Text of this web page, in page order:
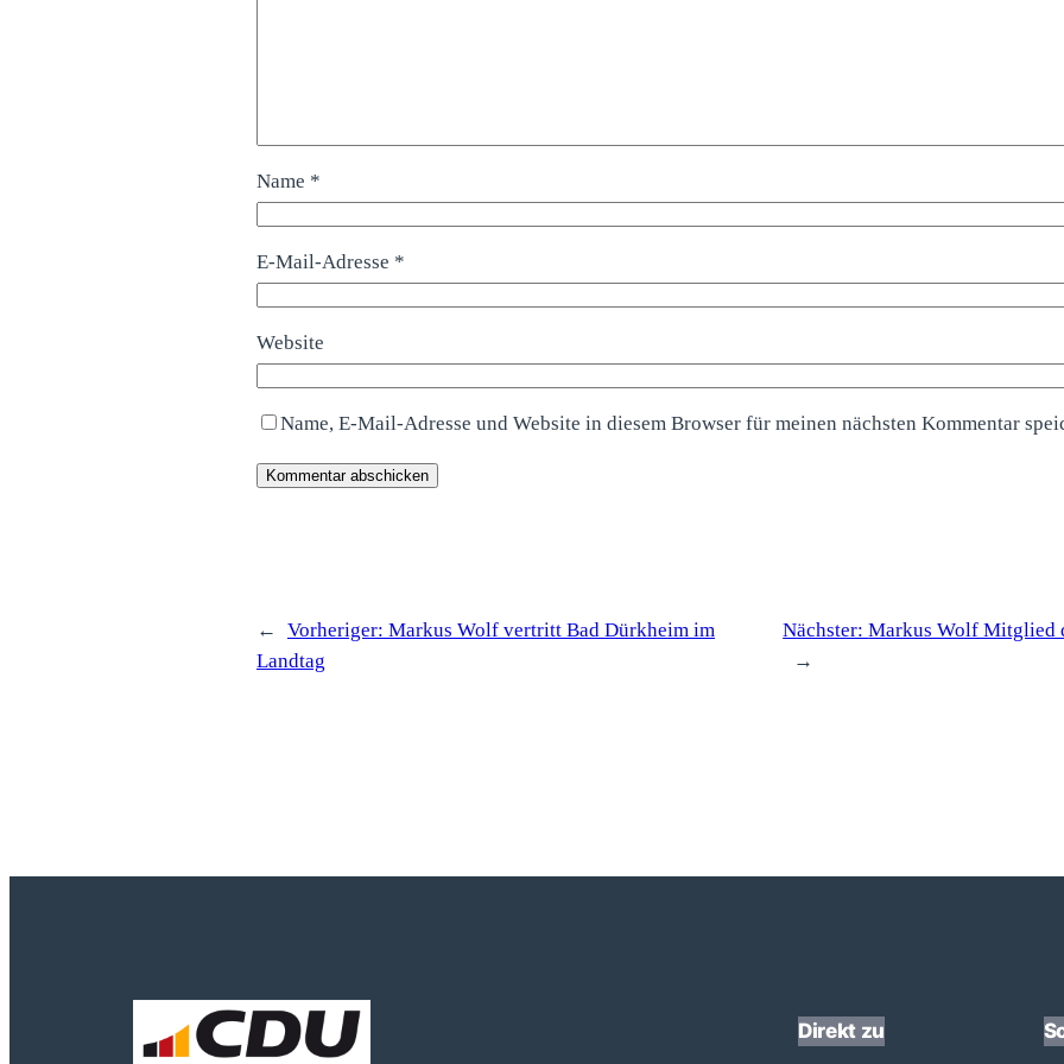
Name *
E-Mail-Adresse *
Website
Name, E-Mail-Adresse und Website in diesem Browser für meinen nächsten Kommentar
← Vorheriger: Markus Wolf vertritt Bad Dürkheim im
Landtag
Nächster:Markus Wolf Mitglied
→
Direkt zu